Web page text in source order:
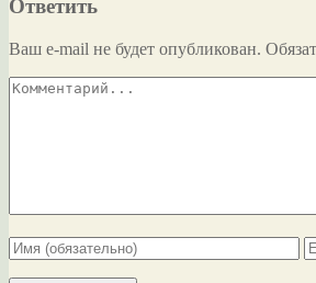
Ответить
Ваш e-mail не будет опубликован.